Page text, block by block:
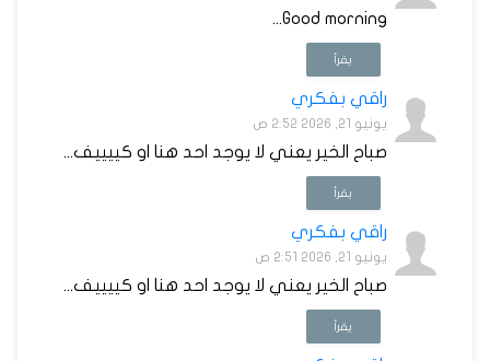
Good morning...
يقرأ
راقي بفكري
يونيو 21, 2026 2:52 ص
صباح الخير يعني لا يوجد احد هنا او كييييف...
يقرأ
راقي بفكري
يونيو 21, 2026 2:51 ص
صباح الخير يعني لا يوجد احد هنا او كييييف...
يقرأ